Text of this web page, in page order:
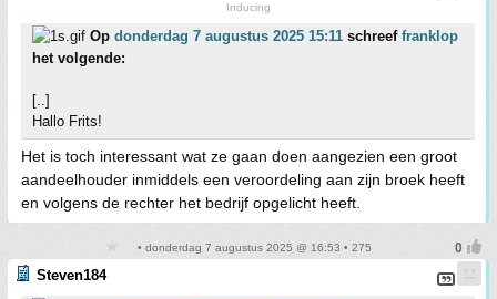
Inducing
Op donderdag 7 augustus 2025 15:11 schreef franklop
het volgende:
[..]
Hallo Frits!
Het is toch interessant wat ze gaan doen aangezien een groot
aandeelhouder inmiddels een veroordeling aan zijn broek heeft
en volgens de rechter het bedrijf opgelicht heeft.
• donderdag 7 augustus 2025 @ 16:53 • 275
Steven184